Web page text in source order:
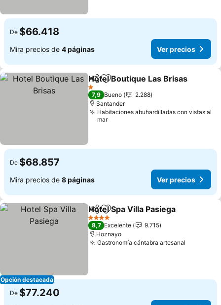
De $66.418
Mira precios de 4 páginas Ver precios
CompartirAgregar a favoritos
Hotel Boutique Las Brisas
1 Estrellas
7,9 Bueno
2.288
Santander
Habitaciones abuhardilladas con vistas al
mar
De $68.857
Mira precios de 8 páginas Ver precios
Opción destacada
CompartirAgregar a favoritos
Hotel Spa Villa Pasiega
4 Estrellas
8,7 Excelente
9.715
Hoznayo
Gastronomía cántabra artesanal
De $77.240